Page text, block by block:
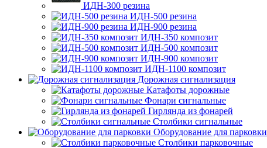
ИДН-300 резина
ИДН-500 резина
ИДН-900 резина
ИДН-350 композит
ИДН-500 композит
ИДН-900 композит
ИДН-1100 композит
Дорожная сигнализация
Катафоты дорожные
Фонари сигнальные
Гирлянда из фонарей
Столбики сигнальные
Оборудование для парковки
Столбики парковочные